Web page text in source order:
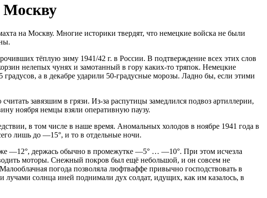
Москву
на Москву. Многие историки твердят, что немецкие войска не были
тёплую зиму 1941/42 г. в России. В подтверждение всех этих слов
нелепых чунях и замотанный в гору каких-то тряпок. Немецкие
а в декабре ударили 50-градусные морозы. Ладно бы, если этими
завязшим в грязи. Из-за распутицы замедлился подвоз артиллерии,
ноября немцы взяли оперативную паузу.
в том числе в наше время. Аномальных холодов в ноябре 1941 года в
лишь до ―15°, и то в отдельные ночи.
―12°, держась обычно в промежутке ―5° … ―10°. При этом исчезла
моторы. Снежный покров был ещё небольшой, и он совсем не
погода позволяла люфтваффе привычно господствовать в
солнца иней поднимали дух солдат, идущих, как им казалось, в